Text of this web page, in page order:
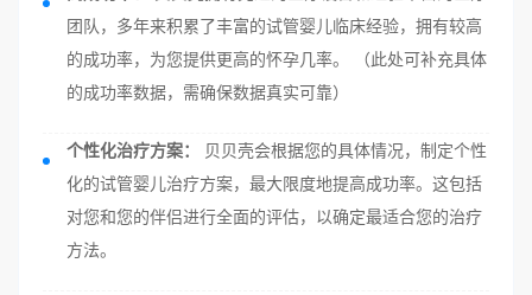
团队，多年来积累了丰富的试管婴儿临床经验，拥有较高
的成功率，为您提供更高的怀孕几率。 （此处可补充具体
的成功率数据，需确保数据真实可靠）
个性化治疗方案：
贝贝壳会根据您的具体情况，制定个性
化的试管婴儿治疗方案，最大限度地提高成功率。这包括
对您和您的伴侣进行全面的评估，以确定最适合您的治疗
方法。